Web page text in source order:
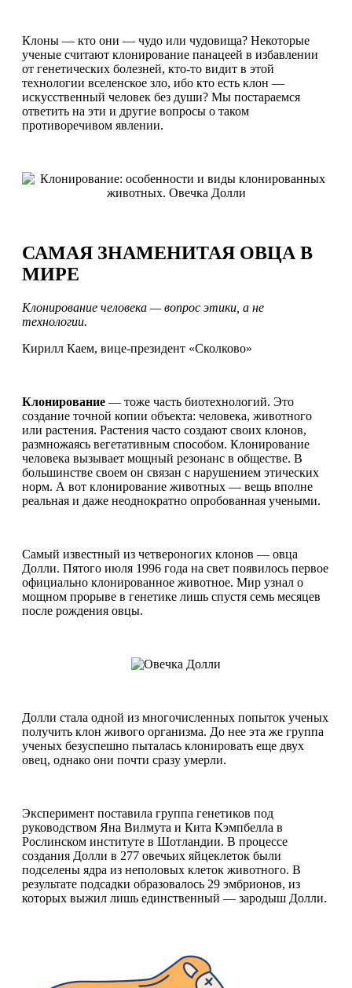
Клоны — кто они — чудо или чудовища? Некоторые
ученые считают клонирование панацеей в избавлении
от генетических болезней, кто-то видит в этой
технологии вселенское зло, ибо кто есть клон —
искусственный человек без души? Мы постараемся
ответить на эти и другие вопросы о таком
противоречивом явлении.
САМАЯ ЗНАМЕНИТАЯ ОВЦА В
МИРЕ
Клонирование человека — вопрос этики, а не
технологии.
Кирилл Каем, вице-президент «Сколково»
Клонирование — тоже часть биотехнологий. Это
создание точной копии объекта: человека, животного
или растения. Растения часто создают своих клонов,
размножаясь вегетативным способом. Клонирование
человека вызывает мощный резонанс в обществе. В
большинстве своем он связан с нарушением этических
норм. А вот клонирование животных — вещь вполне
реальная и даже неоднократно опробованная учеными.
Самый известный из четвероногих клонов — овца
Долли. Пятого июля 1996 года на свет появилось первое
официально клонированное животное. Мир узнал о
мощном прорыве в генетике лишь спустя семь месяцев
после рождения овцы.
Долли стала одной из многочисленных попыток ученых
получить клон живого организма. До нее эта же группа
ученых безуспешно пыталась клонировать еще двух
овец, однако они почти сразу умерли.
Эксперимент поставила группа генетиков под
руководством Яна Вилмута и Кита Кэмпбелла в
Рослинском институте в Шотландии. В процессе
создания Долли в 277 овечьих яйцеклеток были
подселены ядра из неполовых клеток животного. В
результате подсадки образовалось 29 эмбрионов, из
которых выжил лишь единственный — зародыш Долли.